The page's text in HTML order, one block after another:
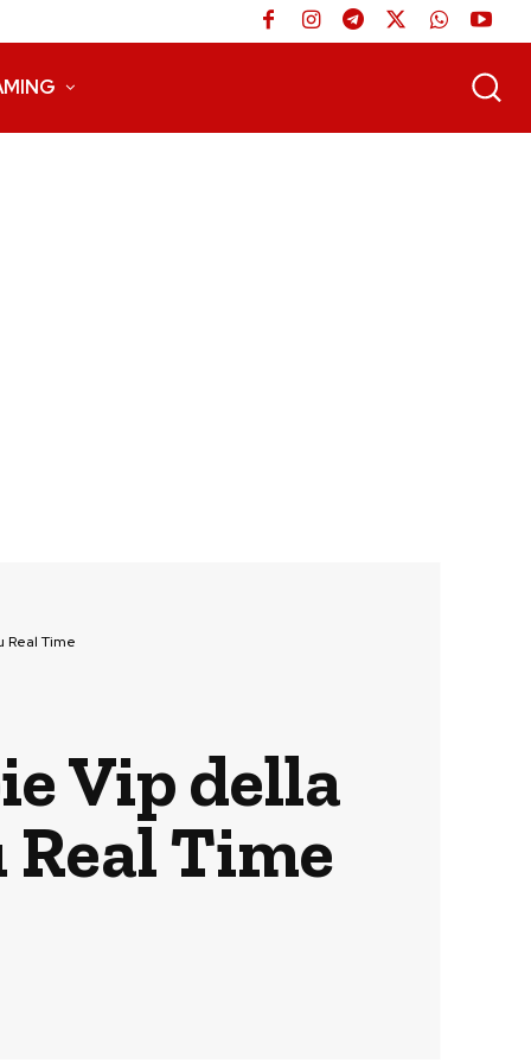
Real Time
Vip della
Time